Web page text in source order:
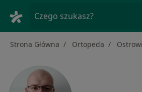
Czego szukasz?
Strona Główna Ortopeda